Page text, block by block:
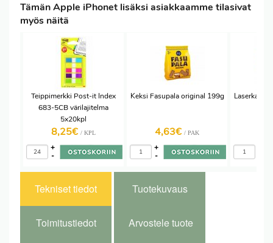
Tämän Apple iPhonet lisäksi asiakkaamme tilasivat
myös näitä
Teippimerkki Post-it Index
683-5CB värilajitelma
5x20kpl
8,25€ / KPL
-
+
Keksi Fasupala original 199g
4,63€ / PAK
-
+
Tekniset tiedot Tuotekuvaus
Toimitustiedot Arvostele tuote